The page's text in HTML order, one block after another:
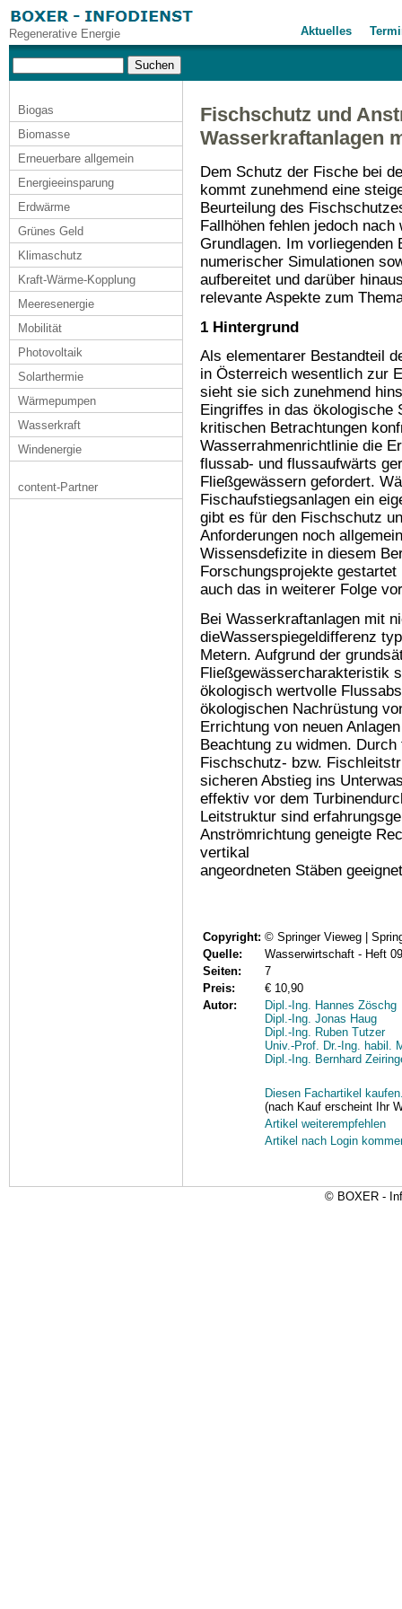
Regenerative Energie Aktuelles
Biogas
Biomasse
Erneuerbare allgemein
Energieeinsparung
Erdwärme
Grünes Geld
Klimaschutz
Kraft-Wärme-Kopplung
Meeresenergie
Mobilität
Photovoltaik
Solarthermie
Wärmepumpen
Wasserkraft
Windenergie
content-Partner
Fischschutz und
Wasserkraftanlagen
Dem Schutz der Fische bei
kommt zunehmend eine
Beurteilung des
Fallhöhen fehlen jedoch
Grundlagen. Im vorliegenden
numerischer Simulationen
aufbereitet und darüber
relevante Aspekte zum
1 Hintergrund
Als elementarer Bestandteil
in Österreich wesentlich zur
sieht sie sich zunehmend
Eingriffes in das
kritischen Betrachtungen
Wasserrahmenrichtlinie die
flussab- und flussaufwärts
Fließgewässern gefordert.
Fischaufstiegsanlagen ein
gibt es für den Fischschutz
Anforderungen noch
Wissensdefizite in diesem
Forschungsprojekte
auch das in weiterer Folge
Bei Wasserkraftanlagen mit
dieWasserspiegeldifferenz
Metern. Aufgrund der
Fließgewässercharakteristik
ökologisch wertvolle
ökologischen Nachrüstung
Errichtung von neuen
Beachtung zu widmen.
Fischschutz- bzw.
sicheren Abstieg ins
effektiv vor dem
Leitstruktur sind
Anströmrichtung geneigte
vertikal
angeordneten Stäben
Copyright: © Springer Vieweg |
Quelle:
Wasserwirtschaft - Heft
Seiten:
7
Preis:
€ 10,90
Autor:
Dipl.-Ing. Hannes Zöschg
Dipl.-Ing. Jonas Haug
Dipl.-Ing. Ruben Tutzer
Univ.-Prof. Dr.-Ing. habil.
Dipl.-Ing. Bernhard
Diesen Fachartikel
(nach Kauf erscheint Ihr
Artikel weiterempfehlen
Artikel nach Login
© BOXER -